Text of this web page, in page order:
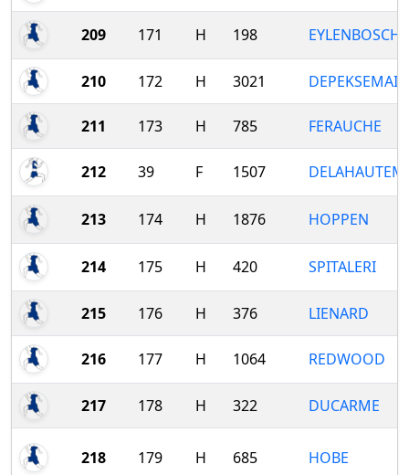
209 171 H 198 EYLENBOSCH
210 172 H 3021
211 173 H 785 FERAUCHE
212 39 F 1507
213 174 H 1876 HOPPEN
214 175 H 420 SPITALERI
215 176 H 376 LIENARD
216 177 H 1064 REDWOOD
217 178 H 322 DUCARME
218 179 H 685 HOBE